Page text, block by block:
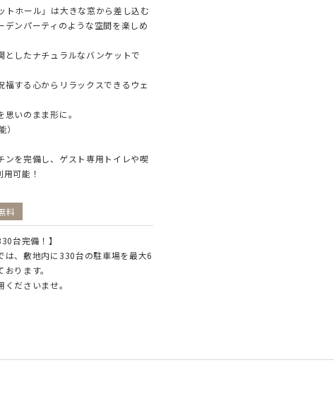
トホール」は大きな窓から差し込む
デンパーティのような空間を楽しめ
としたナチュラルなバンケットで
福する心からリラックスできるウェ
いのまま形に。
）
ンを完備し、ゲスト専用トイレや喫
可能！
料
台完備！】
は、敷地内に330台の駐車場を最大6
ります。
ださいませ。